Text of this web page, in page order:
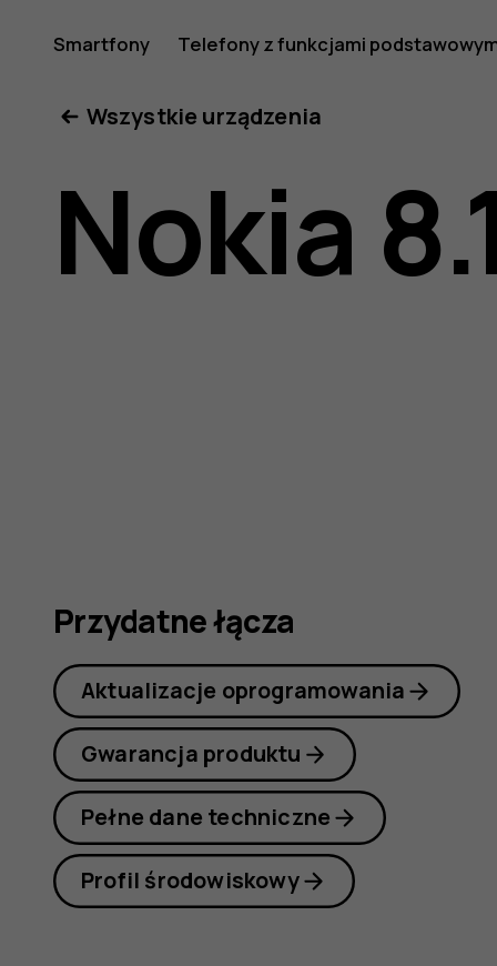
Nokia
8.1
—
Smartfony Telefony z funkcjami
Wszystkie urządzenia
Nokia
Przydatne łącza
Aktualizacje oprogramowania
Gwarancja produktu
Pełne dane techniczne
Profil środowiskowy